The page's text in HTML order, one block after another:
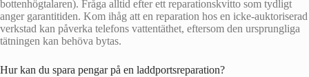
bottenhögtalaren). Fråga alltid efter ett reparationskvitto som tydligt
anger garantitiden. Kom ihåg att en reparation hos en icke-auktoriserad
verkstad kan påverka telefons vattentäthet, eftersom den ursprungliga
tätningen kan behöva bytas.
Hur kan du spara pengar på en laddportsreparation?